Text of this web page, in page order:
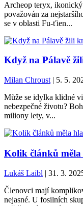
Archeop teryx,
považován za
se v oblasti Fu-ťien...
Když na Pálavě
Milan Chroust | 5. 5.
Může se idylka klidné
nebezpečné životu?
miliony lety, v...
Kolik článků
Lukáš Laibl | 31. 3.
Členovci mají
nejasné. U fosilních